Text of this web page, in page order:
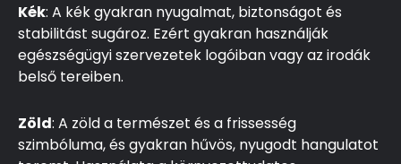
Kék: A kék gyakran nyugalmat, biztonságot és
stabilitást sugároz. Ezért gyakran használják
egészségügyi szervezetek logóiban vagy az irodák
belső tereiben.
Zöld: A zöld a természet és a frissesség
szimbóluma, és gyakran hűvös, nyugodt hangulatot